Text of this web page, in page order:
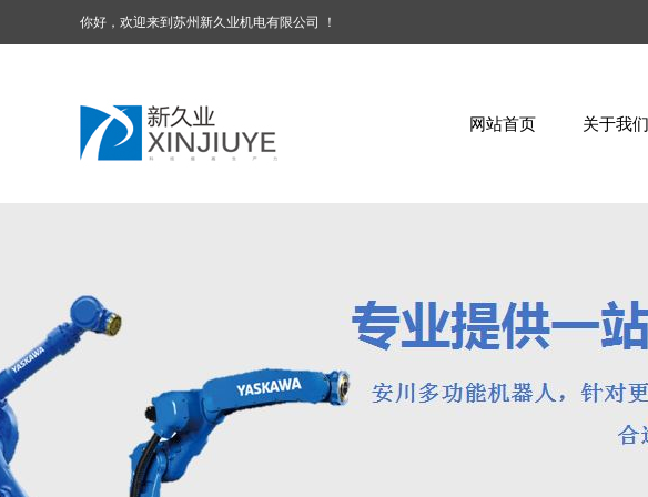
你好，欢迎来到苏州新久业机电有限公司 ！
网站首页 关于我们